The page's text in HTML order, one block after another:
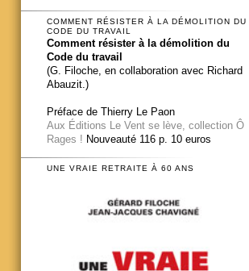
COMMENT RÉSISTER À LA DÉMOLITION DU
CODE DU TRAVAIL
Comment résister à la démolition du
Code du travail
(G. Filoche, en collaboration avec Richard
Abauzit.)
Préface de Thierry Le Paon
Aux Éditions Le Vent se lève, collection Ô
Rages ! Nouveauté 116 p. 10 euros
UNE VRAIE RETRAITE À 60 ANS